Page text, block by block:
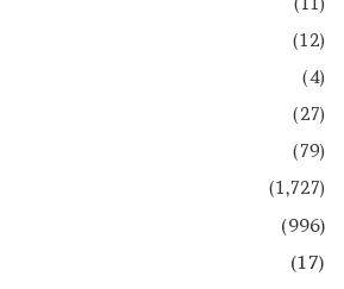
(12)
(4)
(27)
(79)
(1,727)
(996)
(17)